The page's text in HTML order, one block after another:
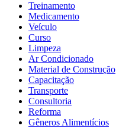
Treinamento
Medicamento
Veículo
Curso
Limpeza
Ar Condicionado
Material de Construção
Capacitação
Transporte
Consultoria
Reforma
Gêneros Alimentícios